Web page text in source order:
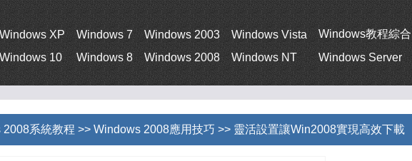
Windows XP Windows 7 Windows 2003 Windows Vista Windows教程綜合
Windows 10
Windows 8 Windows 2008 Windows NT Windows Server
2008系統教程 >> Windows 2008應用技巧 >> 靈活設置讓Win2008實現高效下載